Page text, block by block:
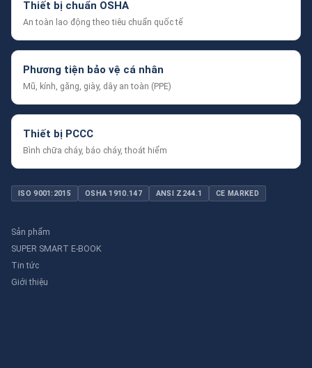
Thiết bị chuẩn OSHA
An toàn lao động theo tiêu chuẩn quốc tế
Phương tiện bảo vệ cá nhân
Mũ, kính, găng, giày, dây an toàn (PPE)
Thiết bị PCCC
Bình chữa cháy, báo cháy, thoát hiểm
ISO 9001:2015 OSHA 1910.147 ANSI Z244.1 CE MARKED
Sản phẩm
SUPER SMART E-BOOK
Tin tức
Giới thiệu